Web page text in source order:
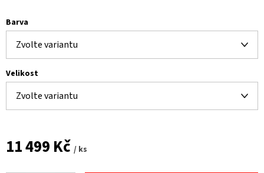
Barva
Velikost
11 499 Kč / ks